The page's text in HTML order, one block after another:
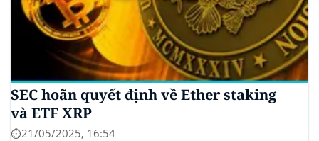
SEC hoãn quyết định về Ether staking
và ETF XRP
⏱️21/05/2025, 16:54